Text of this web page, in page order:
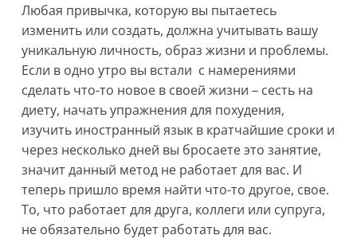
Любая привычка, которую вы пытаетесь
изменить или создать, должна учитывать вашу
уникальную личность, образ жизни и проблемы.
Если в одно утро вы встали с намерениями
сделать что-то новое в своей жизни – сесть на
диету, начать упражнения для похудения,
изучить иностранный язык в кратчайшие сроки и
через несколько дней вы бросаете это занятие,
значит данный метод не работает для вас. И
теперь пришло время найти что-то другое, свое.
То, что работает для друга, коллеги или супруга,
не обязательно будет работать для вас.